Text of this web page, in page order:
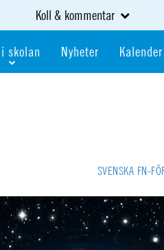
Koll & kommentar
skolan Nyheter Kalender
SVENSKA FN-